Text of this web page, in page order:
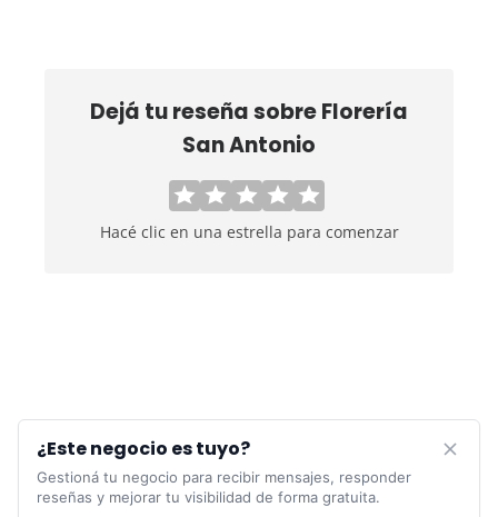
Dejá tu reseña sobreFlorería
San Antonio
Hacé clic en una estrella para comenzar
¿Este negocio es tuyo?
Gestioná tu negocio para recibir mensajes, responder
reseñas y mejorar tu visibilidad de forma gratuita.